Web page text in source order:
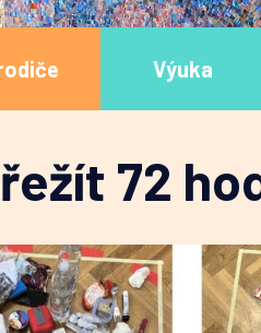
Výuka
72